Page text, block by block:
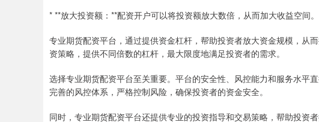
* **放大投资额：**配资开户可以将投资额放大数倍，从而加大收益空间。
专业期货配资平台，通过提供资金杠杆，帮助投资者放大资金规模，从
资策略，提供不同倍数的杠杆，最大限度地满足投资者的需求。
选择专业期货配资平台至关重要。平台的安全性、风控能力和服务水平
完善的风控体系，严格控制风险，确保投资者的资金安全。
同时，专业期货配资平台还提供专业的投资指导和交易策略，帮助投资